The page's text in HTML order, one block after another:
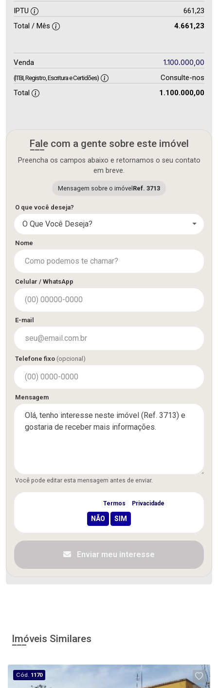
IPTU
661,23
Total / Mês
4.661,23
Venda 1.100.000,00
(ITBI, Registro, Escritura e Certidões)
Consulte-nos
Total
1.100.000,00
Fale com a gente sobre este imóvel
Preencha os campos abaixo e retornamos o seu contato
em breve.
Mensagem sobre o imóvelRef. 3713
O que você deseja?
O Que Você Deseja?
Nome
Celular / WhatsApp
E-mail
Telefone fixo (opcional)
Mensagem
Você pode editar esta mensagem antes de enviar.
Termos Privacidade
Enviar meu interesse
Imóveis Similares
Cód. 1170